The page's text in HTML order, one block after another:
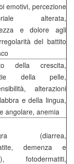
emotivi, percezione
alterata,
e dolore agli
del battito
della crescita,
della pelle,
alterazioni
e della lingua,
angolare, anemia
(diarrea,
demenza e
fotodermatiti,